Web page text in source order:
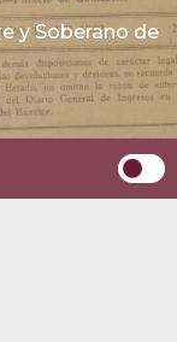
y Soberano de